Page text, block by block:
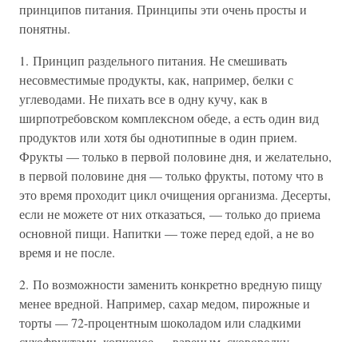
принципов питания. Принципы эти очень просты и
понятны.
1. Принцип раздельного питания. Не смешивать
несовместимые продукты, как, например, белки с
углеводами. Не пихать все в одну кучу, как в
ширпотребовском комплексном обеде, а есть один вид
продуктов или хотя бы однотипные в один прием.
Фрукты — только в первой половине дня, и желательно,
в первой половине дня — только фрукты, потому что в
это время проходит цикл очищения организма. Десерты,
если не можете от них отказаться, — только до приема
основной пищи. Напитки — тоже перед едой, а не во
время и не после.
2. По возможности заменить конкретно вредную пищу
менее вредной. Например, сахар медом, пирожные и
торты — 72-процентным шоколадом или сладкими